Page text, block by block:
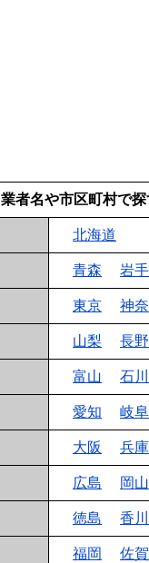
業者名や市区町村で
北海道
青森 岩手
東京 神
山梨 長野
富山 石川
愛知 岐阜
大阪 兵庫
広島 岡山
徳島 香川
福岡 佐賀